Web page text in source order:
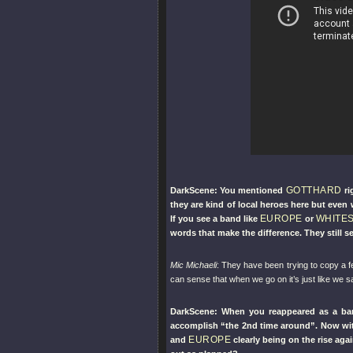
DarkScene: You mentioned GOTTHARD
they are kind of local heroes here but
If you see a band like EUROPE or
words that make the difference. They still
Mic Michaeli: They have been trying to copy a
can sense that when we go on it’s just like we
DarkScene: When you reappeared as a
accomplish “the 2nd time around”. Now
and EUROPE clearly being on the rise